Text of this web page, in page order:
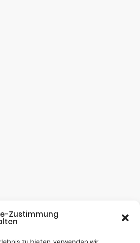
Zustimmung